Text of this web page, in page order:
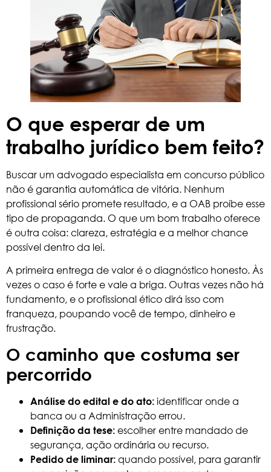
O que esperar de um
trabalho jurídico bem feito?
Buscar um advogado especialista em concurso público
não é garantia automática de vitória. Nenhum
profissional sério promete resultado, e a OAB proíbe esse
tipo de propaganda. O que um bom trabalho oferece
é outra coisa: clareza, estratégia e a melhor chance
possível dentro da lei.
A primeira entrega de valor é o diagnóstico honesto. Às
vezes o caso é forte e vale a briga. Outras vezes não há
fundamento, e o profissional ético dirá isso com
franqueza, poupando você de tempo, dinheiro e
frustração.
O caminho que costuma ser
percorrido
Análise do edital e do ato: identificar onde a
banca ou a Administração errou.
Definição da tese: escolher entre mandado de
segurança, ação ordinária ou recurso.
Pedido de liminar: quando possível, para garantir